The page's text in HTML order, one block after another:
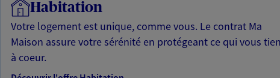
Habitation
Votre logement est unique, comme vous. Le contrat Ma
Maison assure votre sérénité en protégeant ce qui vous
à coeur.